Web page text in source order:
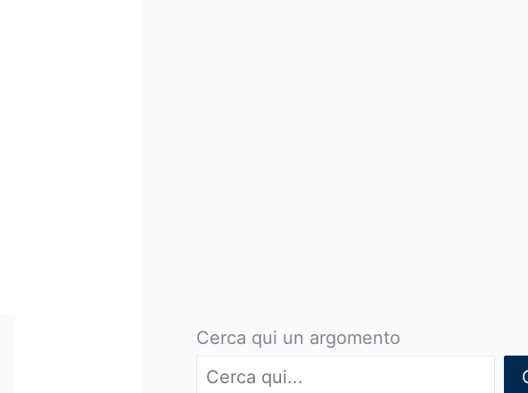
Cerca qui un argomento